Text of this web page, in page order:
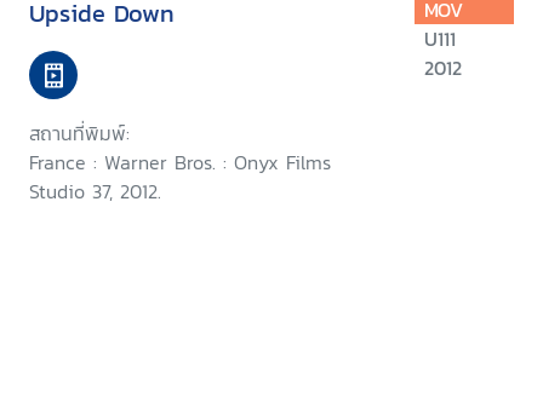
Upside Down
สถานที่พิมพ์:
France : Warner Bros. : Onyx Films
Studio 37, 2012.
MOV
U111
2012